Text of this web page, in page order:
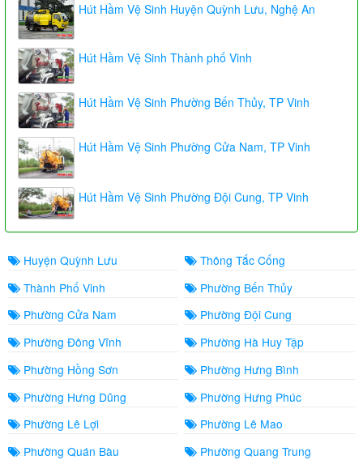
Hút Hầm Vệ Sinh Huyện Quỳnh Lưu, Nghệ An
Hút Hầm Vệ Sinh Thành phố Vinh
Hút Hầm Vệ Sinh Phường Bến Thủy, TP Vinh
Hút Hầm Vệ Sinh Phường Cửa Nam, TP Vinh
Hút Hầm Vệ Sinh Phường Đội Cung, TP Vinh
Huyện Quỳnh Lưu
Thông Tắc Cống
Thành Phố Vinh
Phường Bến Thủy
Phường Cửa Nam
Phường Đội Cung
Phường Đông Vĩnh
Phường Hà Huy Tập
Phường Hồng Sơn
Phường Hưng Bình
Phường Hưng Dũng
Phường Hưng Phúc
Phường Lê Lợi
Phường Lê Mao
Phường Quán Bàu
Phường Quang Trung